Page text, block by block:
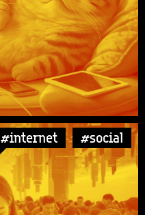
#internet #social